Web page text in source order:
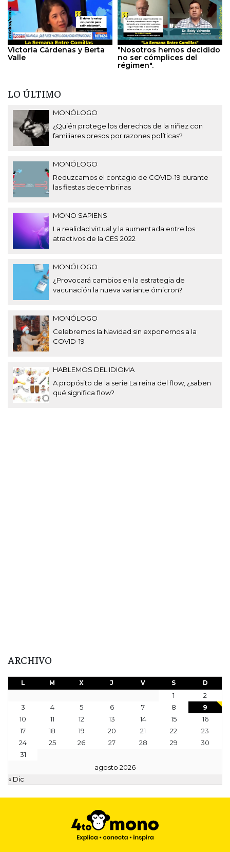
Victoria Cárdenas y Berta
Valle
"Nosotros hemos decidido
no ser cómplices del
régimen".
LO ÚLTIMO
MONÓLOGO
¿Quién protege los derechos de la niñez con
familiares presos por razones políticas?
MONÓLOGO
Reduzcamos el contagio de COVID-19 durante
las fiestas decembrinas
MONO SAPIENS
La realidad virtual y la aumentada entre los
atractivos de la CES 2022
MONÓLOGO
¿Provocará cambios en la estrategia de
vacunación la nueva variante ómicron?
MONÓLOGO
Celebremos la Navidad sin exponernos a la
COVID-19
HABLEMOS DEL IDIOMA
A propósito de la serie La reina del flow, ¿saben
qué significa flow?
ARCHIVO
agosto 2026
L M X J V S D
1
2
3
4 5 6 7 8
9
10
11 12 13 14 15
16
17
18 19 20 21 22
23
24
25 26 27 28 29
30
31
« Dic